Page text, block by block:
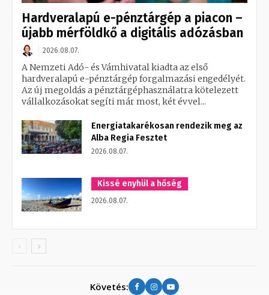
Hardveralapú e-pénztárgép a piacon –
újabb mérföldkő a digitális adózásban
2026.08.07.
A Nemzeti Adó- és Vámhivatal kiadta az első
hardveralapú e-pénztárgép forgalmazási engedélyét.
Az új megoldás a pénztárgéphasználatra kötelezett
vállalkozásokat segíti már most, két évvel...
Energiatakarékosan rendezik meg az
Alba Regia Fesztet
2026.08.07.
Kissé enyhül a hőség
2026.08.07.
Követés: